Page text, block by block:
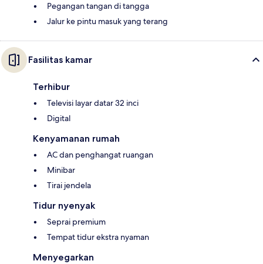
Pegangan tangan di tangga
Jalur ke pintu masuk yang terang
Fasilitas kamar
Terhibur
Televisi layar datar 32 inci
Digital
Kenyamanan rumah
AC dan penghangat ruangan
Minibar
Tirai jendela
Tidur nyenyak
Seprai premium
Tempat tidur ekstra nyaman
Menyegarkan